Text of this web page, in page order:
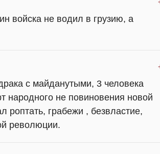
войска не водил в грузию, а
с майданутыми, 3 человека
народного не повиновения новой
роптать, грабежи , безвластие,
революции.